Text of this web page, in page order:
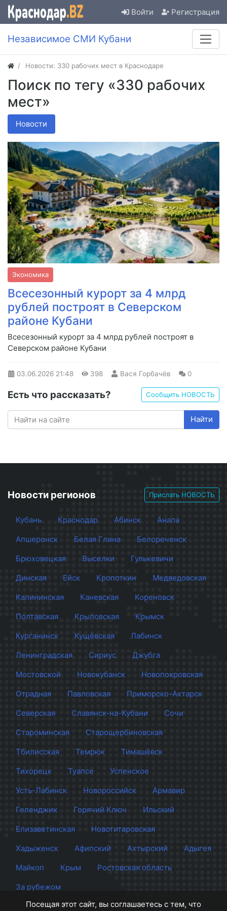
Войти Регистрация
Независимое СМИ Кубани
Новости: 330 рабочих мест в Краснодаре
Поиск по тегу «330 рабочих
мест»
Новости
Экономика
Всесезонный курорт за 4 млрд
рублей построят в Северском
районе Кубани
Всесезонный курорт за 4 млрд рублей построят в
Северском районе Кубани
03.06.2026 21:48 398 Вася Горбачёв 0
Есть что рассказать? Сообщить НОВОСТЬ
Найти
Новости регионов Прислать НОВОСТЬ
Кубань Краснодар Абинск
Анапа
Апшеронск
Белая Глина
Белореченск
Брюховецкая
Выселки
Гулькевичи
Динская
Ейск Кропоткин
Медведовская
Калининская
Каневская
Кореновск
Полтавская
Крыловская
Крымск
Курганинск
Кущёвская
Лабинск
Ленинградская
Сириус
Джубга
Мостовской
Новокубанск
Новопокровская
Отрадная
Павловская
Приморско-Ахтарск
Северская
Славянск-на-Кубани
Сочи
Староминская
Старощербиновская
Тбилисская
Темрюк
Тимашёвск
Тихорецк
Туапсе
Успенское
Усть-Лабинск
Новороссийск
Армавир
Геленджик
Горячий Ключ
Ильский
Елизаветинская
Новотитаровская
Хадыженск
Афипский Ахтырский
Адыгея
Майкоп
Крым
Ростовская область
За рубежом
Посещая этот сайт, вы соглашаетесь с тем, что